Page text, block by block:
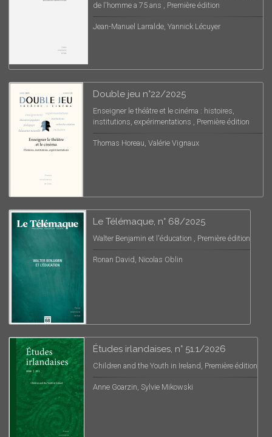
de l'homme a 75 ans , Première édition
Jean-Manuel Larralde, Yannick Lécuyer
Double jeu n°22/2025
Enseigner le théâtre et le cinéma : histoires,
institutions, expérimentations , Première édition
Thomas Horeau, Valérie Vignaux
Le Télémaque, n° 68/2025
Walter Benjamin et l'éducation , Première édition
Ronan David, Nicolas Oblin
Études irlandaises, n° 51.1/2026
Children and the Youth in Ireland, Première édition
Anne Goarzin, Sylvie Mikowski